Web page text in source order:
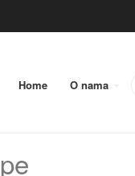
Home O nama